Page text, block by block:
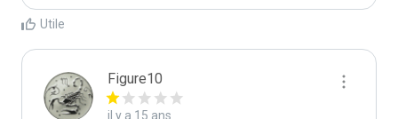
Utile
Figure10
il y a 15 ans